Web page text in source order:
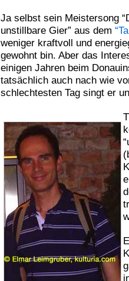
Ja selbst sein Meistersong
unstillbare Gier” aus dem
weniger kraftvoll und
gewohnt bin. Aber das
einigen Jahren beim
tatsächlich auch nach wie
schlechtesten Tag singt er